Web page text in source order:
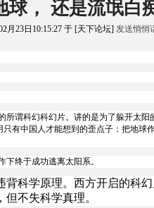
球， 还是流氓白
月23日10:15:27 于 [天下论坛] 发送悄悄
所谓科幻科幻片。讲的是为了躲开太阳
有中国人才能想到的歪点子：把地球
终于成功逃离太阳系。
背科学原理。西方开启的科
不失科学真理。